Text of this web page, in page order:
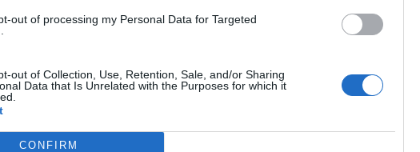
out of processing my Personal Data for Targeted
out of Collection, Use, Retention, Sale, and/or Sharing
Data that Is Unrelated with the Purposes for which it
CONFIRM
Sagsjön Anstalten Salberga
Anstalten
Anstalten SkänningeAnstalten
ungdomsavdelningar
Dubbelbeläggning
Dödsfall Estland Fotboja frimärken Fängelse
Strömmer Göteborgshäktet